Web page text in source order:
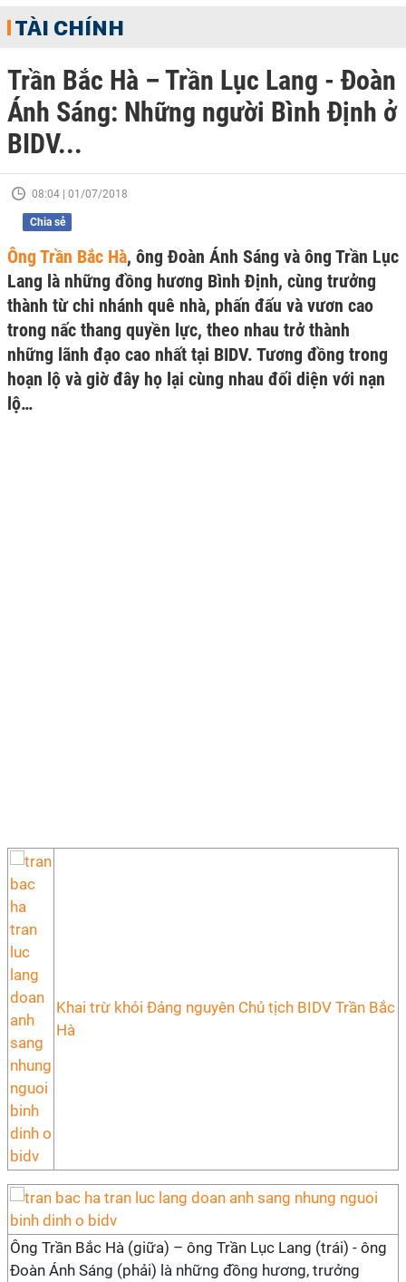
TÀI CHÍNH
Trần Bắc Hà – Trần Lục Lang - Đoàn
Ánh Sáng: Những người Bình Định ở
BIDV...
08:04 | 01/07/2018
Chia sẻ
Ông Trần Bắc Hà, ông Đoàn Ánh Sáng và ông Trần Lục
Lang là những đồng hương Bình Định, cùng trưởng
thành từ chi nhánh quê nhà, phấn đấu và vươn cao
trong nấc thang quyền lực, theo nhau trở thành
những lãnh đạo cao nhất tại BIDV. Tương đồng trong
hoạn lộ và giờ đây họ lại cùng nhau đối diện với nạn
lộ…
Khai trừ khỏi Đảng nguyên Chủ tịch BIDV Trần Bắc
Hà
Ông Trần Bắc Hà (giữa) – ông Trần Lục Lang (trái) - ông
Đoàn Ánh Sáng (phải) là những đồng hương, trưởng